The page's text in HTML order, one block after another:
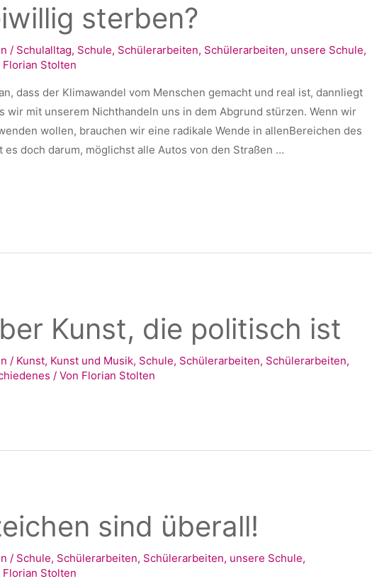
sterben?
/ Schulalltag, Schule, Schülerarbeiten, Schülerarbeiten, unsere Schule,
Florian Stolten
dass der Klimawandel vom Menschen gemacht und real ist, dannliegt
wir mit unserem Nichthandeln uns in dem Abgrund stürzen. Wenn wir
wollen, brauchen wir eine radikale Wende in allenBereichen des
es doch darum, möglichst alle Autos von den Straßen …
Kunst, die politisch ist
/ Kunst, Kunst und Musik, Schule, Schülerarbeiten, Schülerarbeiten,
/ Von Florian Stolten
sind überall!
/ Schule, Schülerarbeiten, Schülerarbeiten, unsere Schule,
Florian Stolten